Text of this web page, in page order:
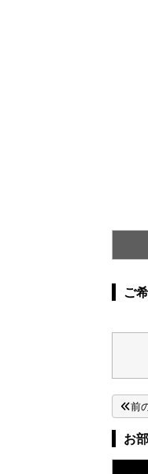
ご
前
お